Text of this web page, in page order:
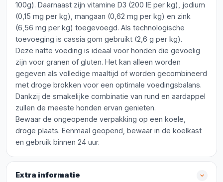
100g). Daarnaast zijn vitamine D3 (200 IE per kg), jodium
(0,15 mg per kg), mangaan (0,62 mg per kg) en zink
(6,56 mg per kg) toegevoegd. Als technologische
toevoeging is cassia gom gebruikt (2,6 g per kg).
Deze natte voeding is ideaal voor honden die gevoelig
zijn voor granen of gluten. Het kan alleen worden
gegeven als volledige maaltijd of worden gecombineerd
met droge brokken voor een optimale voedingsbalans.
Dankzij de smakelijke combinatie van rund en aardappel
zullen de meeste honden ervan genieten.
Bewaar de ongeopende verpakking op een koele,
droge plaats. Eenmaal geopend, bewaar in de koelkast
en gebruik binnen 24 uur.
Extra informatie